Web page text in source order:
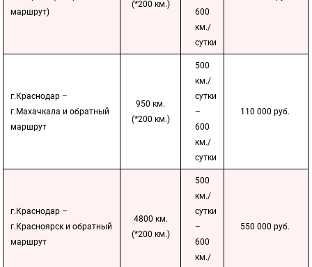
маршрут)
(*200 км.)
600
км./
сутки
г.Краснодар –
г.Махачкала и обратный
маршрут
950 км.
(*200 км.)
500
км./
сутки
–
600
км./
сутки
110 000 руб.
г.Краснодар –
г.Красноярск и обратный
маршрут
4800 км.
(*200 км.)
500
км./
сутки
–
600
км./
550 000 руб.